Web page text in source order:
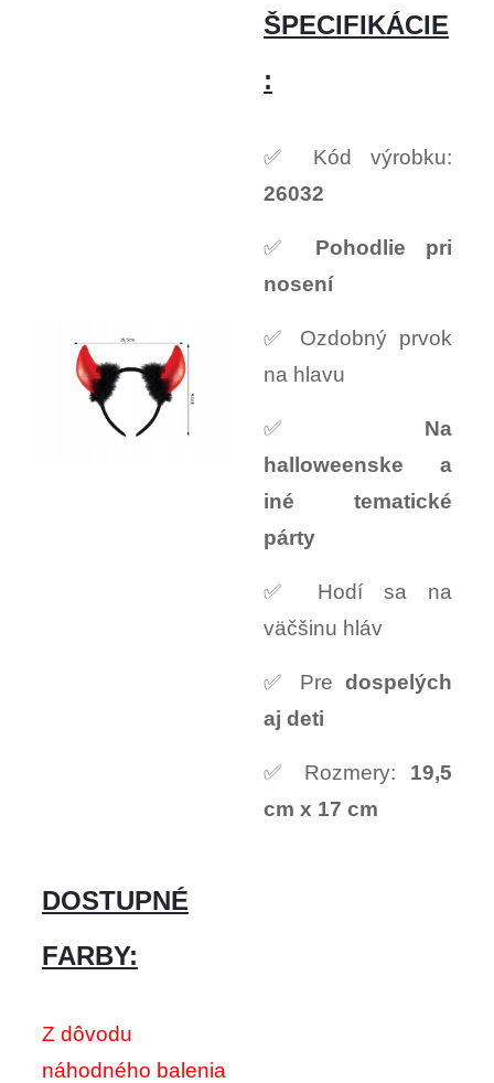
ŠPECIFIKÁCIE
:
✅ Kód výrobku:
26032
✅ Pohodlie pri
nosení
✅ Ozdobný prvok
na hlavu
✅ Na
halloweenske a
iné tematické
párty
✅ Hodí sa na
väčšinu hláv
✅ Pre dospelých
aj deti
✅ Rozmery: 19,5
cm x 17 cm
DOSTUPNÉ
FARBY:
Z dôvodu
náhodného balenia